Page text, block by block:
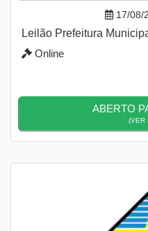
17/08/
Leilão Prefeitura
Online
ABERTO
(VER